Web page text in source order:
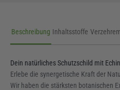
Beschreibung Inhaltsstoffe
Dein natürliches Schutzschild mit
Erlebe die synergetische Kraft der
Wir haben die stärksten botanischen